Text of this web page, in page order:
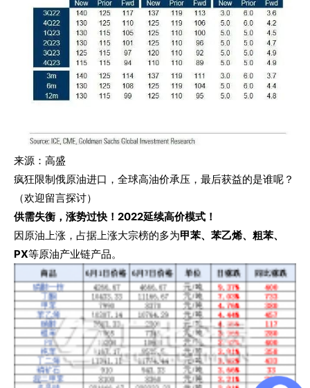
来源：高盛
疯狂限制俄原油进口，全球高油价承压，最后获益的是谁呢？
（欢迎留言探讨）
供需失衡，涨势过快！2022延续高价模式！
因原油上涨，占据上涨大宗榜的多为甲苯、苯乙烯、粗苯、
PX等原油产业链产品。